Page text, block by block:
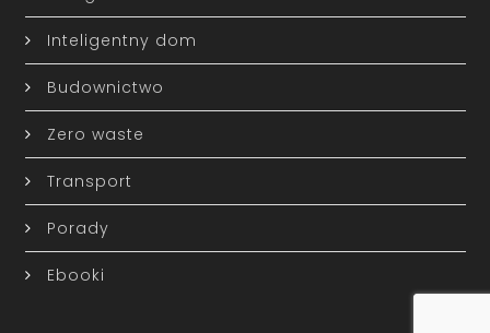
Inteligentny dom
Budownictwo
Zero waste
Transport
Porady
Ebooki